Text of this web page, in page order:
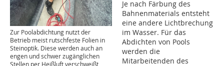
Zur Poolabdichtung nutzt der
Betrieb meist rutschfeste Folien in
Steinoptik. Diese werden auch an
engen und schwer zugänglichen
Stellen per Heißluft verschweißt
Je nach Färbung des
Bahnenmaterials entsteht
eine andere Lichtbrechung
im Wasser. Für das
Abdichten von Pools
werden die
Mitarbeitenden des